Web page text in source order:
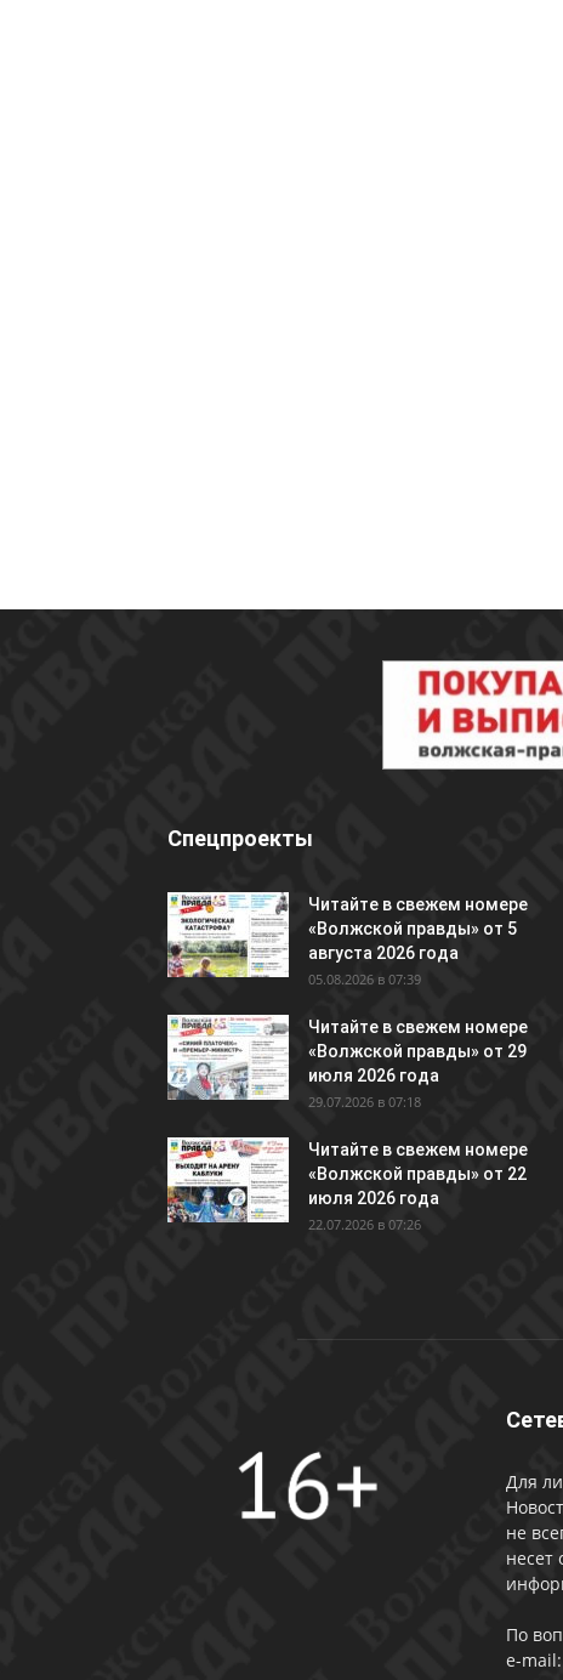
Спецпроекты
Читайте в свежем номере
«Волжской правды» от 5
августа 2026 года
05.08.2026 в 07:39
Читайте в свежем номере
«Волжской правды» от 29
июля 2026 года
29.07.2026 в 07:18
Читайте в свежем номере
«Волжской правды» от 22
июля 2026 года
22.07.2026 в 07:26
Для
не
несет
По
e-mail: